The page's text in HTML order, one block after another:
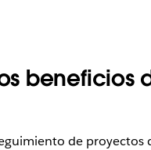
de